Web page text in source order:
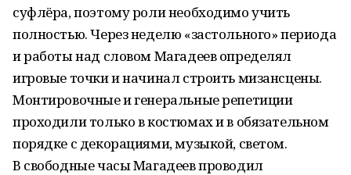
суфлёра, поэтому роли необходимо учить
полностью. Через неделю «застольного» периода
и работы над словом Магадеев определял
игровые точки и начинал строить мизансцены.
Монтировочные и генеральные репетиции
проходили только в костюмах и в обязательном
порядке с декорациями, музыкой, светом.
В свободные часы Магадеев проводил